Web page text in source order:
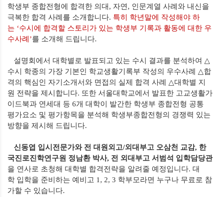
학생부 종합전형에 합격한 의대 , 자연 , 인문계열 사례와 내신을
극복한 합격 사례를 소개합니다. 특히 학년말에 작성해야 하
는 ‘수시에 합격할 스토리가 있는 학생부 기록과 활동에 대한 우
수사례 ’를 소개해 드립니다.
설명회에서 대학별로 발표되고 있는 수시 결과를 분석하여 △
수시 학종의 가장 기본인 학교생활기록부 작성의 우수사례 △합
격의 핵심인 자기소개서와 면접의 실제 합격 사례 △대학별 지
원 전략을 제시합니다. 또한 서울대학교에서 발표한 고교생활가
이드북과 연세대 등 6개 대학이 발간한 학생부 종합전형 공통
평가요소 및 평가항목을 분석해 학생부종합전형의 경쟁력 있는
방향을 제시해 드립니다.
신동엽 입시전문가와 전 대원외고/외대부고 오삼천 교감, 한
국진로진학연구원 정남환 박사, 전 외대부고 서범석 입학담당관
을 연사로 초청해 대학별 합격전략을 알려줄 예정입니다. 대
학 입학을 준비하는 예비고 1, 2, 3 학부모라면 누구나 무료로 참
가할 수 있습니다.